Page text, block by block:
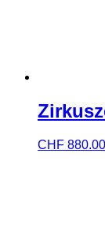
CHF 880.00